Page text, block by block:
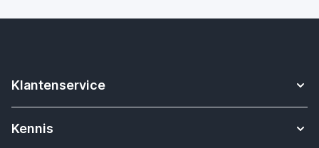
Klantenservice
Contact
Kennis